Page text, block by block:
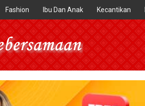
Fashion Ibu Dan Anak Kecantikan